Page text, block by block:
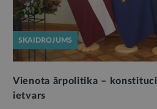
SKAIDROJUMS
Vienota ārpolitika –
ietvars